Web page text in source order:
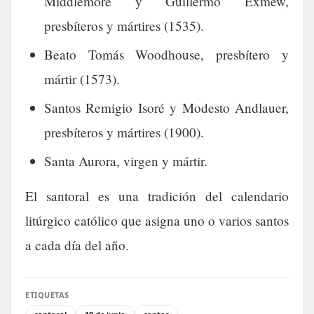
presbíteros y mártires (1535).
Beato Tomás Woodhouse, presbítero y
mártir (1573).
Santos Remigio Isoré y Modesto Andlauer,
presbíteros y mártires (1900).
Santa Aurora, virgen y mártir.
El santoral es una tradición del calendario
litúrgico católico que asigna uno o varios santos
a cada día del año.
ETIQUETAS